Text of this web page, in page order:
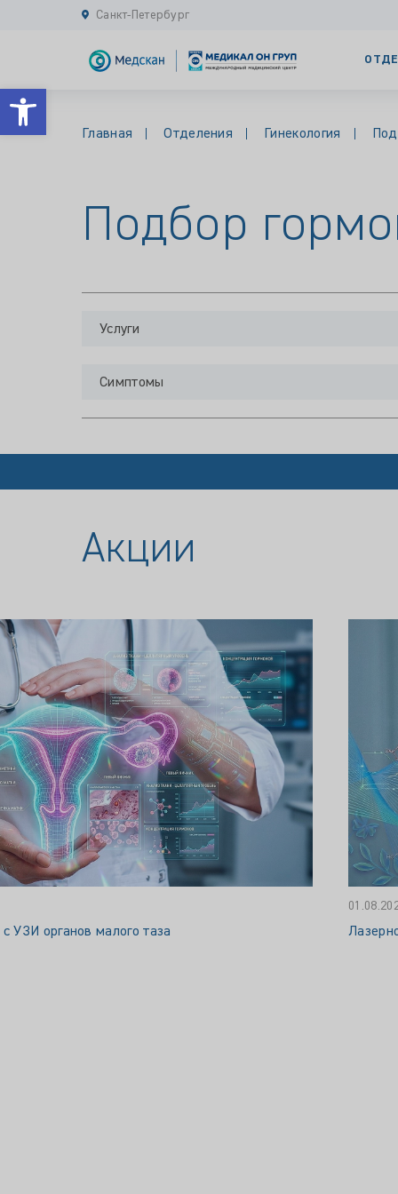
Открыть панель инструментов
Санкт-Петербург
Главная Отделения Гинекология
Подбор
Услуги
Симптомы
Акции
УЗИ органов малого таза